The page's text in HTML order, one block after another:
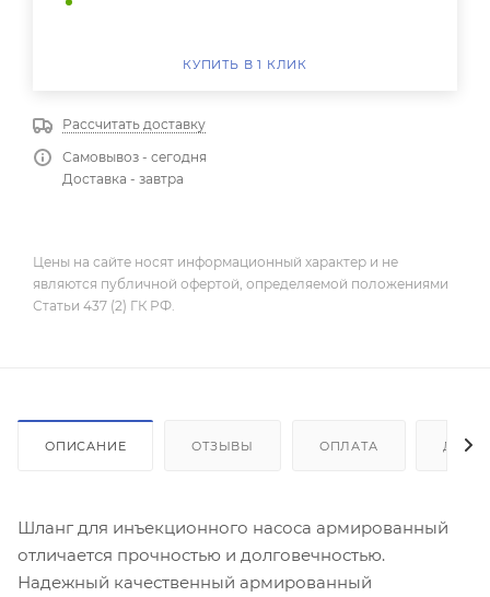
КУПИТЬ В 1 КЛИК
Рассчитать доставку
Самовывоз - сегодня
Доставка - завтра
Цены на сайте носят информационный характер и не
являются публичной офертой, определяемой положениями
Статьи 437 (2) ГК РФ.
ОПИСАНИЕ ОТЗЫВЫ ОПЛАТА
Шланг для инъекционного насоса армированный
отличается прочностью и долговечностью.
Надежный качественный армированный